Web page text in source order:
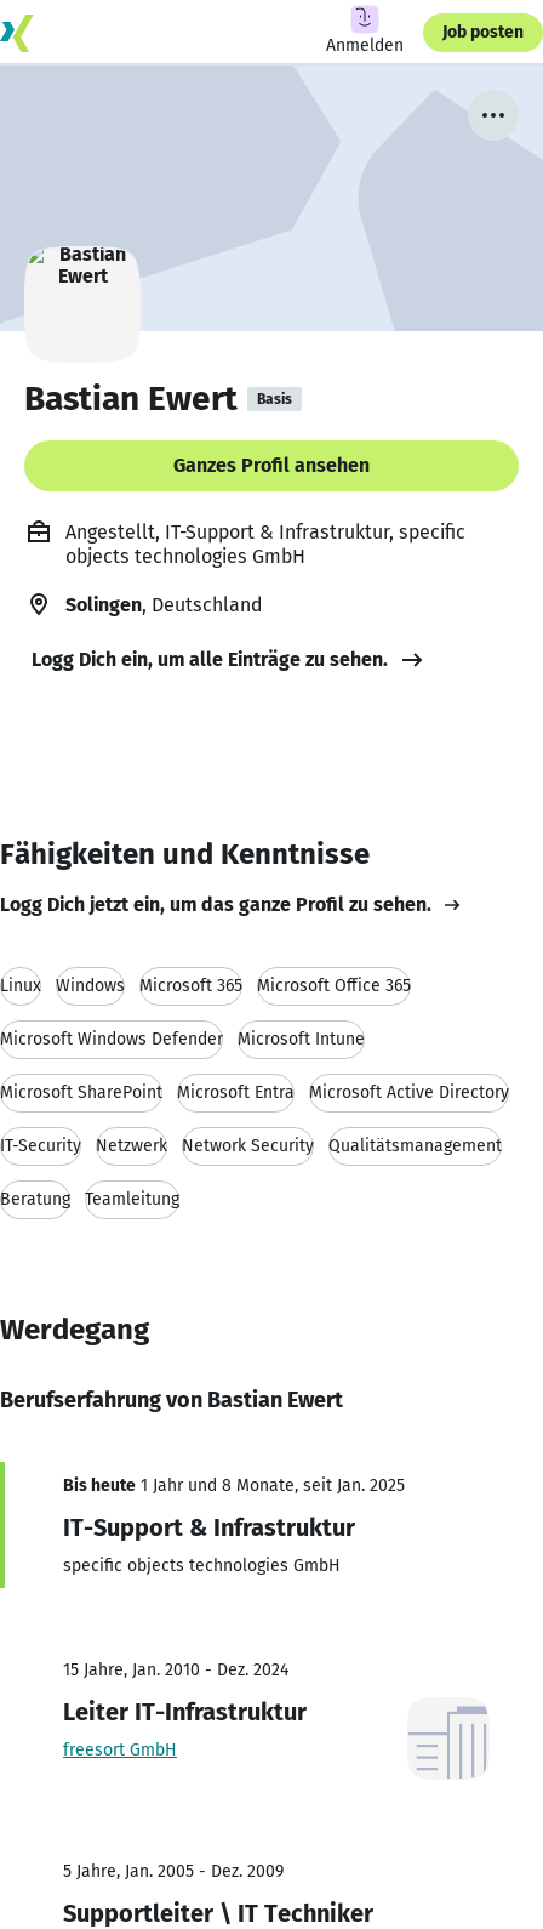
Anmelden
Job posten
Bastian Ewert Basis
Ganzes Profil ansehen
Angestellt, IT-Support & Infrastruktur, specific
objects technologies GmbH
Solingen, Deutschland
Logg Dich ein, um alle Einträge zu sehen.
Fähigkeiten und Kenntnisse
Logg Dich jetzt ein, um das ganze Profil zu sehen.
Linux Windows Microsoft 365 Microsoft Office 365
Microsoft Windows Defender Microsoft Intune
Microsoft SharePoint Microsoft Entra Microsoft Active Directory
IT-Security Netzwerk Network Security Qualitätsmanagement
Beratung Teamleitung
Werdegang
Berufserfahrung von Bastian Ewert
Bis heute 1 Jahr und 8 Monate, seit Jan. 2025
IT-Support & Infrastruktur
specific objects technologies GmbH
15 Jahre, Jan. 2010 - Dez. 2024
Leiter IT-Infrastruktur
freesort GmbH
5 Jahre, Jan. 2005 - Dez. 2009
Supportleiter \ IT Techniker